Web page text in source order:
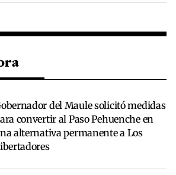
del Maule solicitó medidas
convertir al Paso Pehuenche en
alternativa permanente a Los